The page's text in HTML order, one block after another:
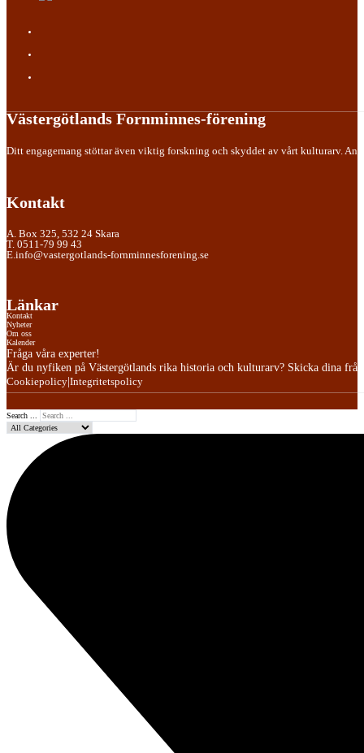
Västergötlands Fornminnes-förening
Ditt engagemang stöttar även viktig forskning och skyddet av vårt kulturarv.
Kontakt
A. Box 325, 532 24 Skara
T. 0511-79 99 43
E.info@vastergotlands-fornminnesforening.se
Länkar
Kontakt
Nyheter
Om oss
Kalender
Fråga våra experter!
Är du nyfiken på Västergötlands rika historia och kulturarv? Skicka dina
Cookiepolicy|Integritetspolicy
Search ...